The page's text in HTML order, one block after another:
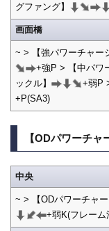
グファング】
画面橋
~ > 【強パワーチャー
+強P > 【中パワ
ックル】
+弱P
+P(SA3)
【ODパワーチャ
中央
~ > 【ODパワーチャー
+弱K(フレーム